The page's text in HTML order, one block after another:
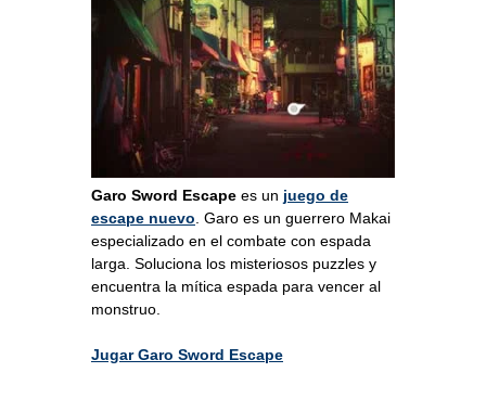
Garo Sword Escape es un juego de
escape nuevo . Garo es un guerrero Makai
especializado en el combate con espada
larga. Soluciona los misteriosos puzzles y
encuentra la mítica espada para vencer al
monstruo.
Jugar Garo Sword Escape